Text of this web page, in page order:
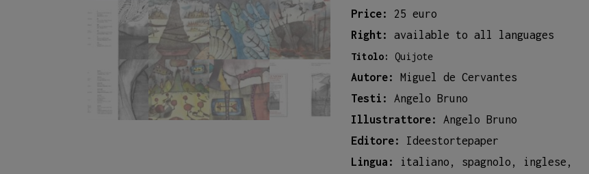
Price: 25 euro
Right: available to all languages
Titolo: Quijote
Autore:
Miguel de Cervantes
Testi: Angelo Bruno
Illustrattore: Angelo Bruno
Editore: Ideestortepaper
Lingua:
italiano, spagnolo, inglese,